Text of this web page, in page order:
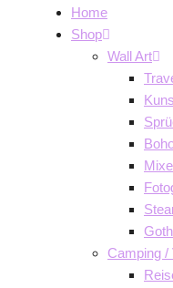
Home
Shop
Wall Art
Camping /